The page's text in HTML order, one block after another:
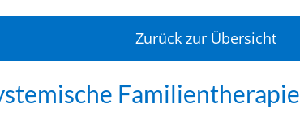
Zurück zur Übersicht
Familientherapie